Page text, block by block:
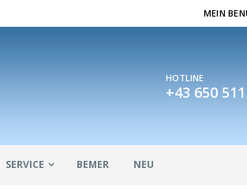
MEIN
HOTLINE
+43 650
SERVICE BEMER NEU